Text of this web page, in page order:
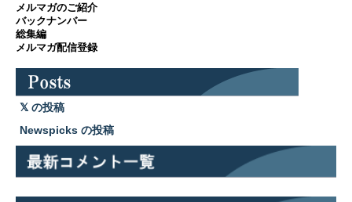
メルマガのご紹介
バックナンバー
総集編
メルマガ配信登録
の投稿
Newspicks の投稿